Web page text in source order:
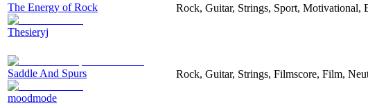
The Energy of Rock
Thesieryj
Rock, Guitar, Strings, Sport, Motivational,
Saddle And Spurs
moodmode
Rock, Guitar, Strings, Filmscore, Film,